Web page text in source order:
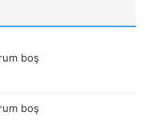
boş
boş